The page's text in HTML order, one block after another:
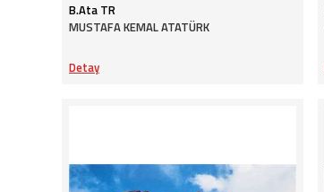
B.Ata TR
MUSTAFA KEMAL ATATÜRK
Detay